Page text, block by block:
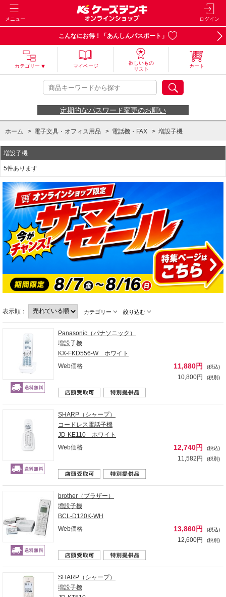
メニュー ログイン
こんなにお得！「あんしんパスポート」
カテゴリー マイページ
欲しいもの
リスト
カート
定期的なパスワード変更のお願い
ホーム > 電子文具・オフィス用品 > 電話機・FAX > 増設子機
増設子機
5件あります
表示順： カテゴリー 絞り込む
Panasonic（パナソニック）
増設子機
KX-FKD556-W ホワイト
Web価格
11,880円 (税込)
10,800円 (税別)
SHARP（シャープ）
コードレス電話子機
JD-KE110 ホワイト
Web価格
12,740円 (税込)
11,582円 (税別)
brother（ブラザー）
増設子機
BCL-D120K-WH
Web価格
13,860円 (税込)
12,600円 (税別)
SHARP（シャープ）
増設子機